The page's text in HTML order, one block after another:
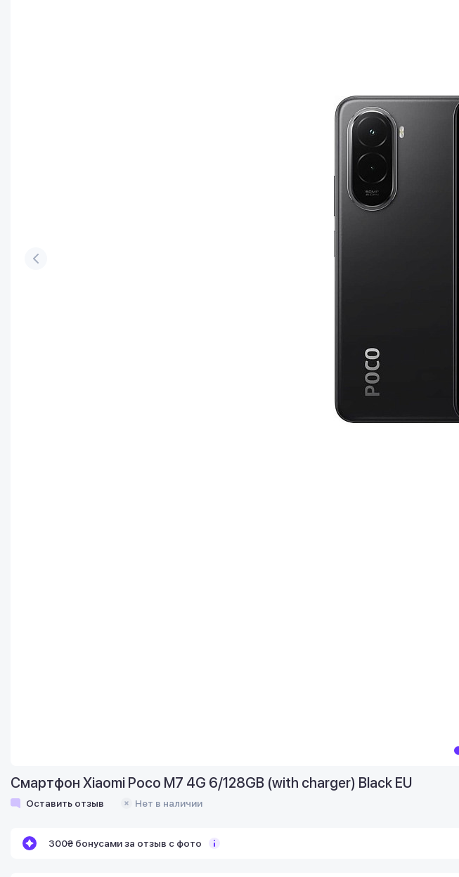
Смартфон Xiaomi Poco M7 4G 6/128GB (with charger) Black EU
Оставить отзыв Нет в наличии
300₴ бонусами за отзыв с фото